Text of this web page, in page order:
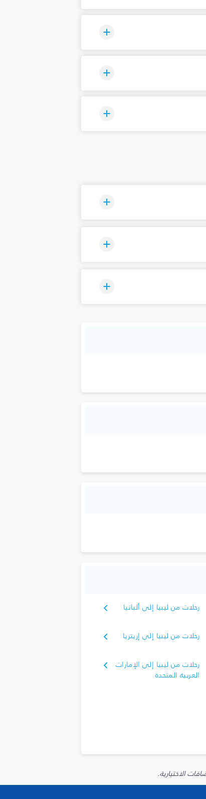
رحلات من ليبيا إلى ألبانيا
رحلات من ليبيا إلى إريتريا
رحلات من ليبيا إلى الإمارات
العربية المتحدة